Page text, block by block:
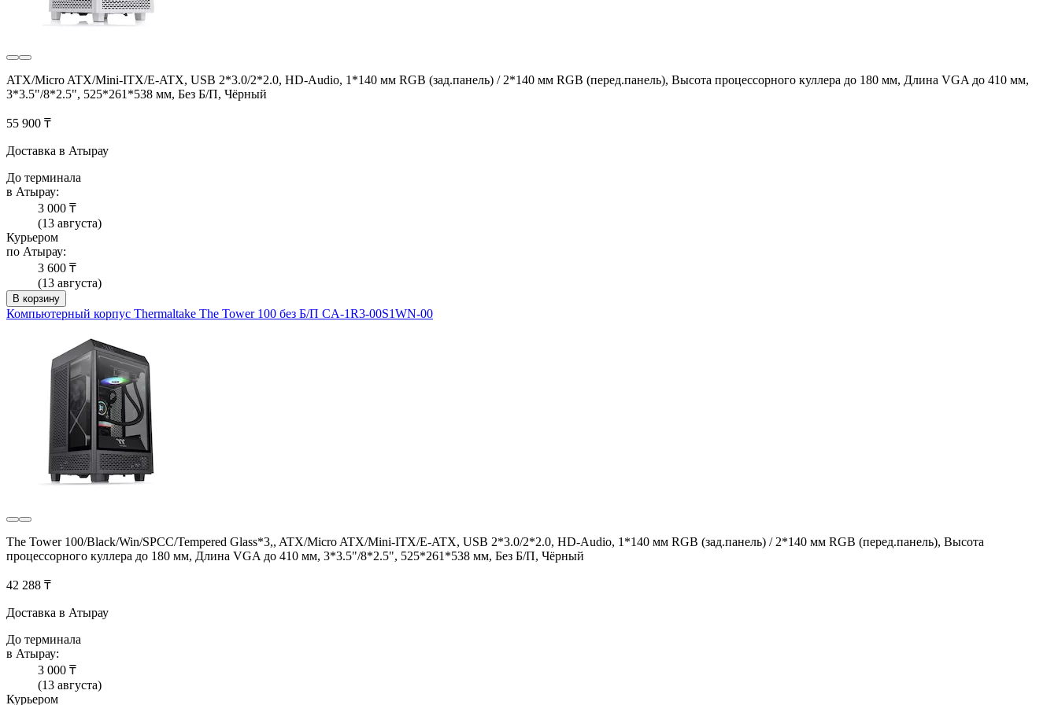
ATX/Micro ATX/Mini-ITX/E-ATX, USB 2*3.0/2*2.0, HD-Audio, 1*140 мм RGB (зад.панель) / 2*140 мм RGB (перед.панель), Высота процессорного куллера до 180 мм, Длина VGA до 410 мм,
3*3.5"/8*2.5", 525*261*538 мм, Без Б/П, Чёрный
55 900 ₸
Доставка в Атырау
До терминала
в Атырау:
3 000 ₸
(13 августа)
Курьером
по Атырау:
3 600 ₸
(13 августа)
В корзину
Компьютерный корпус Thermaltake The Tower 100 без Б/П CA-1R3-00S1WN-00
The Tower 100/Black/Win/SPCC/Tempered Glass*3,, ATX/Micro ATX/Mini-ITX/E-ATX, USB 2*3.0/2*2.0, HD-Audio, 1*140 мм RGB (зад.панель) / 2*140 мм RGB (перед.панель), Высота
процессорного куллера до 180 мм, Длина VGA до 410 мм, 3*3.5"/8*2.5", 525*261*538 мм, Без Б/П, Чёрный
42 288 ₸
Доставка в Атырау
До терминала
в Атырау:
3 000 ₸
(13 августа)
Курьером